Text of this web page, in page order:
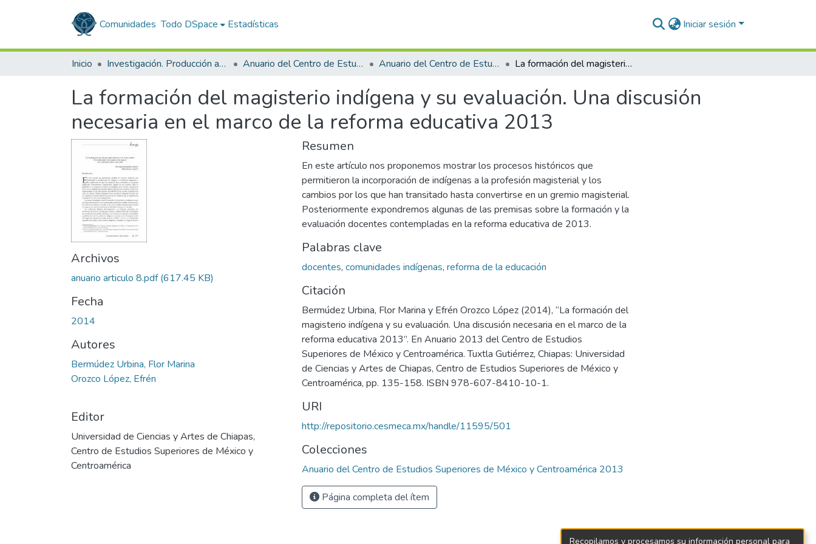
Comunidades Todo DSpace Estadísticas Iniciar sesión
Inicio Investigación. Producción académica Anuario del Centro de Estudios Superiores de México y Centroamérica Anuario del Centro de Estudios Superiores de México y Centroamérica 2013 La formación del magisterio indígena y su evaluación. Una discusión necesaria en el marco de la reforma educativa 2013
La formación del magisterio indígena y su evaluación. Una discusión
necesaria en el marco de la reforma educativa 2013
Archivos
anuario articulo 8.pdf(617.45 KB)
Fecha
2014
Autores
Bermúdez Urbina, Flor Marina
Orozco López, Efrén
Editor
Universidad de Ciencias y Artes de Chiapas,
Centro de Estudios Superiores de México y
Centroamérica
Resumen
En este artículo nos proponemos mostrar los procesos históricos que
permitieron la incorporación de indígenas a la profesión magisterial y los
cambios por los que han transitado hasta convertirse en un gremio magisterial.
Posteriormente expondremos algunas de las premisas sobre la formación y la
evaluación docentes contempladas en la reforma educativa de 2013.
Palabras clave
docentes, comunidades indígenas, reforma de la educación
Citación
Bermúdez Urbina, Flor Marina y Efrén Orozco López (2014), “La formación del
magisterio indígena y su evaluación. Una discusión necesaria en el marco de la
reforma educativa 2013”. En Anuario 2013 del Centro de Estudios
Superiores de México y Centroamérica. Tuxtla Gutiérrez, Chiapas: Universidad
de Ciencias y Artes de Chiapas, Centro de Estudios Superiores de México y
Centroamérica, pp. 135-158. ISBN 978-607-8410-10-1.
URI
http://repositorio.cesmeca.mx/handle/11595/501
Colecciones
Anuario del Centro de Estudios Superiores de México y Centroamérica 2013
Página completa del ítem
Recopilamos y procesamos su información personal para